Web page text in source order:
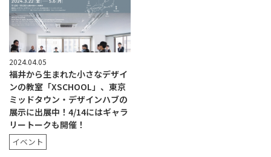
2024.04.05
福井から生まれた小さなデザイ
ンの教室「XSCHOOL」、東京
ミッドタウン・デザインハブの
展示に出展中！4/14にはギャラ
リートークも開催！
イベント